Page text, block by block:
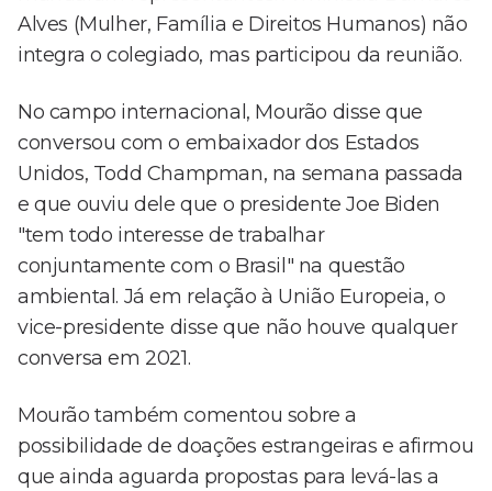
Alves (Mulher, Família e Direitos Humanos) não
integra o colegiado, mas participou da reunião.
No campo internacional, Mourão disse que
conversou com o embaixador dos Estados
Unidos, Todd Champman, na semana passada
e que ouviu dele que o presidente Joe Biden
"tem todo interesse de trabalhar
conjuntamente com o Brasil" na questão
ambiental. Já em relação à União Europeia, o
vice-presidente disse que não houve qualquer
conversa em 2021.
Mourão também comentou sobre a
possibilidade de doações estrangeiras e afirmou
que ainda aguarda propostas para levá-las a